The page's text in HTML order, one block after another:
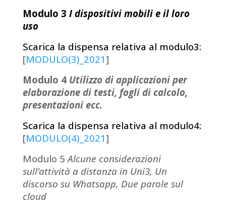
Modulo 3 I dispositivi mobili e il loro
uso
Scarica la dispensa relativa al modulo3:
[MODULO(3)_2021]
Modulo 4 Utilizzo di applicazioni per
elaborazione di testi, fogli di calcolo,
presentazioni ecc.
Scarica la dispensa relativa al modulo4:
[MODULO(4)_2021]
Modulo 5Alcune considerazioni
sull’attività a distanza in Uni3, Un
discorso su Whatsapp, Due parole sul
cloud